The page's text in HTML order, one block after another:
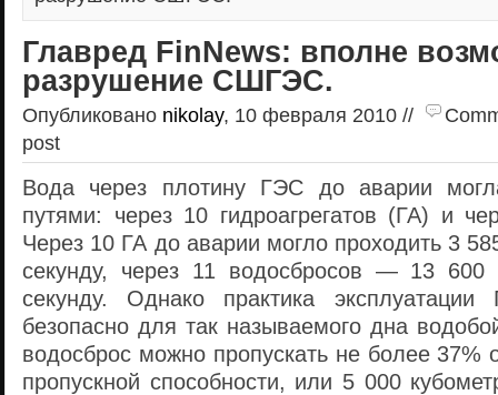
Главред FinNews: вполне
разрушение СШГЭС.
Опубликовано nikolay, 10 февраля 2010 //
post
Вода через плотину ГЭС до аварии
путями: через 10 гидроагрегатов (ГА) и
Через 10 ГА до аварии могло проходить 3
секунду, через 11 водосбросов — 13 600
секунду. Однако практика
безопасно для так называемого дна
водосброс можно пропускать не более 37%
пропускной способности, или 5 000